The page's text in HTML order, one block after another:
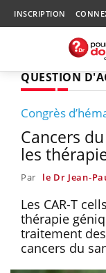
INSCRIPTION
QUESTION
Congrès
Cancers
les
Par le Dr Jean-
Les CAR-T
thérapie
traitement
cancers du